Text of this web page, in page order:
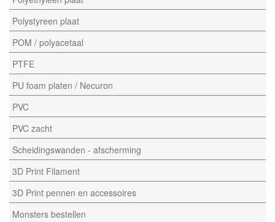
Polystyreen plaat
POM / polyacetaal
PTFE
PU foam platen / Necuron
PVC
PVC zacht
Scheidingswanden - afscherming
3D Print Filament
3D Print pennen en accessoires
Monsters bestellen